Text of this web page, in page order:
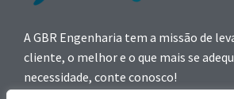
A GBR Engenharia tem a missão de
cliente, o melhor e o que mais se
necessidade, conte conosco!